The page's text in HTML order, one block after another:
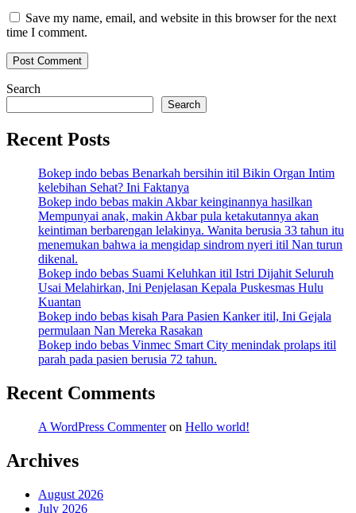
Save my name, email, and website in this browser for the next
time I comment.
Search
Search
Recent Posts
Bokep indo bebas Benarkah bersihin itil Bikin Organ Intim
kelebihan Sehat? Ini Faktanya
Bokep indo bebas makin Akbar keinginannya hasilkan
Mempunyai anak, makin Akbar pula ketakutannya akan
keintiman berbarengan lelakinya. Wanita berusia 33 tahun itu
menemukan bahwa ia mengidap sindrom nyeri itil Nan turun
dikenal.
Bokep indo bebas Suami Keluhkan itil Istri Dijahit Seluruh
Usai Melahirkan, Ini Penjelasan Kepala Puskesmas Hulu
Kuantan
Bokep indo bebas kisah Para Pasien Kanker itil, Ini Gejala
permulaan Nan Mereka Rasakan
Bokep indo bebas Vinmec Smart City menindak prolaps itil
parah pada pasien berusia 72 tahun.
Recent Comments
A WordPress Commenteron Hello world!
Archives
August 2026
July 2026